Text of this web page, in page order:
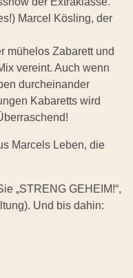
Marcel Kösling, der
mühelos Zabarett und
vereint. Auch wenn
durcheinander
Kabaretts wird
Marcels Leben, die
„STRENG GEHEIM!“,
Und bis dahin: